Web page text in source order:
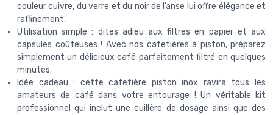
couleur cuivre, du verre et du noir de l’anse lui offre élégance et
raffinement.
Utilisation simple : dites adieu aux filtres en papier et aux
capsules coûteuses ! Avec nos cafetières à piston, préparez
simplement un délicieux café parfaitement filtré en quelques
minutes.
Idée cadeau : cette cafetière piston inox ravira tous les
amateurs de café dans votre entourage ! Un véritable kit
professionnel qui inclut une cuillère de dosage ainsi que des